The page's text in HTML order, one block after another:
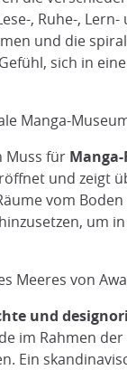
, Ruhe-,
und die
sich in
Manga-
Muss für Manga-
und zeigt
vom Boden
um
Meeres von
und
im Rahmen der
Ein
Manga-